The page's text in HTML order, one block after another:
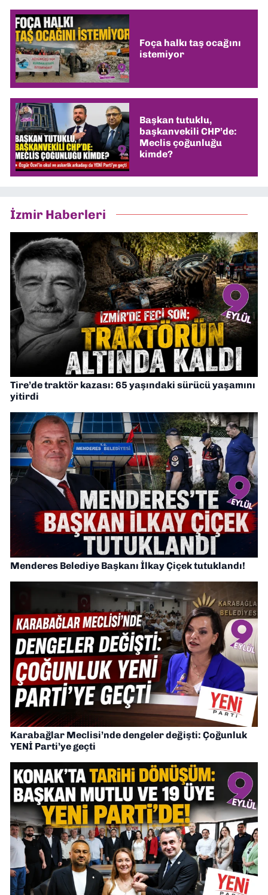
Foça halkı taş ocağını
istemiyor
Başkan tutuklu,
başkanvekili CHP’de:
Meclis çoğunluğu
kimde?
İzmir Haberleri
Tire’de traktör kazası: 65 yaşındaki sürücü yaşamını
yitirdi
Menderes Belediye Başkanı İlkay Çiçek tutuklandı!
Karabağlar Meclisi’nde dengeler değişti: Çoğunluk
YENİ Parti’ye geçti